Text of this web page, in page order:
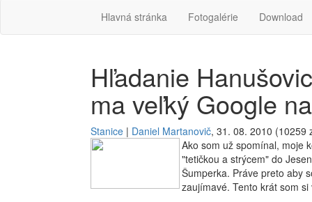
Hlavná stránka Fotogalérie Download
Hľadanie
ma veľký Google
Stanice | Daniel Martanovič, 31. 08. 2010 (10259
Ako som už spomínal, moje
"tetičkou a strýcem" do
Šumperka. Práve preto aby
zaujímavé. Tento krát som